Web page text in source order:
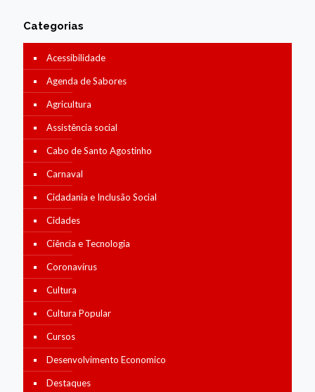
Categorias
Acessibilidade
Agenda de Sabores
Agricultura
Assistência social
Cabo de Santo Agostinho
Carnaval
Cidadania e Inclusão Social
Cidades
Ciência e Tecnologia
Coronavírus
Cultura
Cultura Popular
Cursos
Desenvolvimento Economico
Destaques